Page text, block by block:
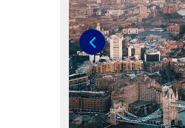
Previous